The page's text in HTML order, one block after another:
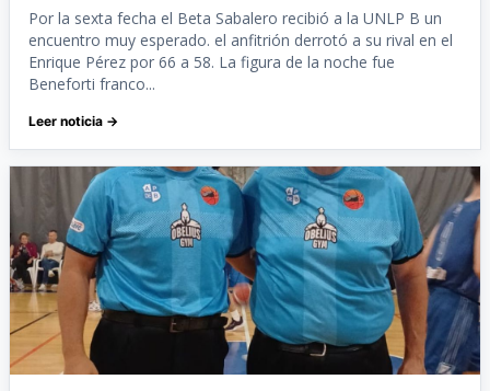
Por la sexta fecha el Beta Sabalero recibió a la UNLP B un
encuentro muy esperado. el anfitrión derrotó a su rival en el
Enrique Pérez por 66 a 58. La figura de la noche fue
Beneforti franco...
Leer noticia →